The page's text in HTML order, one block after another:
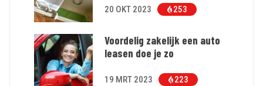
20 OKT 2023 253
Voordelig zakelijk een auto
leasen doe je zo
19 MRT 2023 223